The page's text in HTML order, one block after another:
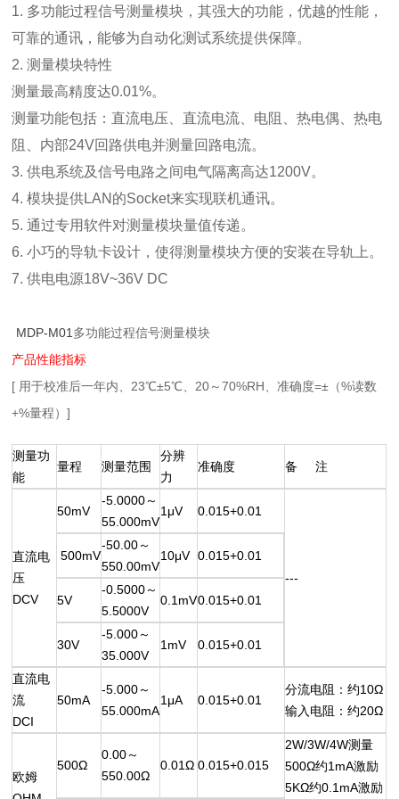
1. 多功能过程信号测量模块，其强大的功能，优越的性能，
可靠的通讯，能够为自动化测试系统提供保障。
2. 测量模块特性
测量最高精度达0.01%。
测量功能包括：直流电压、直流电流、电阻、热电偶、热电
阻、内部24V回路供电并测量回路电流。
3. 供电系统及信号电路之间电气隔离高达1200V。
4. 模块提供LAN的Socket来实现联机通讯。
5. 通过专用软件对测量模块量值传递。
6. 小巧的导轨卡设计，使得测量模块方便的安装在导轨上。
7. 供电电源18V~36V DC
MDP-M01 多功能过程信号测量模块
产品性能指标
[ 用于校准后一年内、23℃±5℃、20～70%RH、准确度=±（%读数
+%量程）]
测量功
能
量程 测量范围
分辨
力
准确度 备 注
直流电
压
DCV
50mV
-5.0000～
55.000mV
1μV 0.015+0.01
---
500mV
-50.00～
550.00mV
10μV 0.015+0.01
5V
-0.5000～
5.5000V
0.1mV0.015+0.01
30V
-5.000～
35.000V
1mV 0.015+0.01
直流电
流
DCI
50mA
-5.000～
55.000mA
1μA 0.015+0.01
分流电阻：约10Ω
输入电阻：约20Ω
欧姆
500Ω
0.00～
550.00Ω
0.01Ω 0.015+0.015
2W/3W/4W测量
500Ω约1mA激励
5KΩ约0.1mA激励